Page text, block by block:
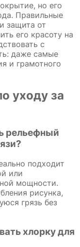
но его
Правильные
защита от
его красоту на
с
даже самые
и грамотного
уходу за
рельефный
подходит
или
мощности.
рисунка,
грязь без
хлорку для